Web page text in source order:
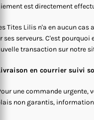
est directement
Tites Lilis n'a en aucun cas
ses serveurs. C'est
transaction sur notre
en courrier suivi
une commande urgente,
non garantis,